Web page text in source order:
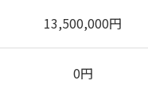
13,500,000円
0円